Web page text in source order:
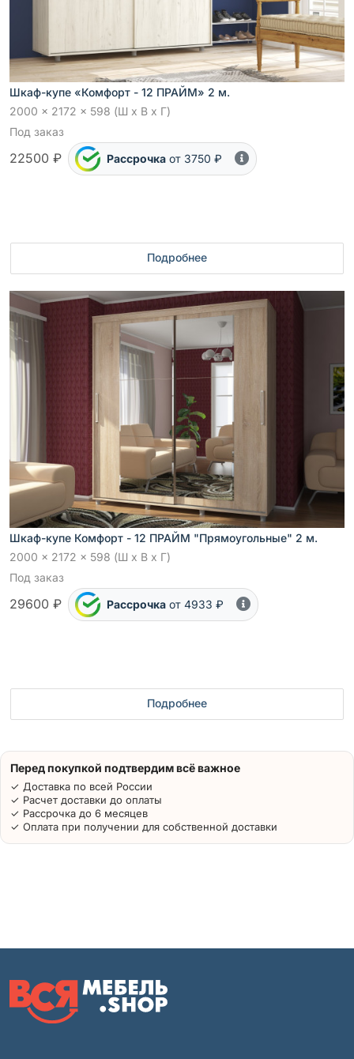
Шкаф-купе «Комфорт - 12 ПРАЙМ» 2 м.
2000 x 2172 x 598 (Ш x В x Г)
Под заказ
22500 ₽ Рассрочка от 3750 ₽
Подробнее
Шкаф-купе Комфорт - 12 ПРАЙМ "Прямоугольные" 2 м.
2000 x 2172 x 598 (Ш x В x Г)
Под заказ
29600 ₽ Рассрочка от 4933 ₽
Подробнее
Перед покупкой подтвердим всё важное
✓ Доставка по всей России
✓ Расчет доставки до оплаты
✓ Рассрочка до 6 месяцев
✓ Оплата при получении для собственной доставки